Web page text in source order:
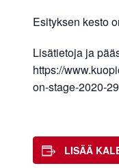
Esityksen kesto
Lisätietoja ja
https://
on-stage-2020-
LISÄÄ